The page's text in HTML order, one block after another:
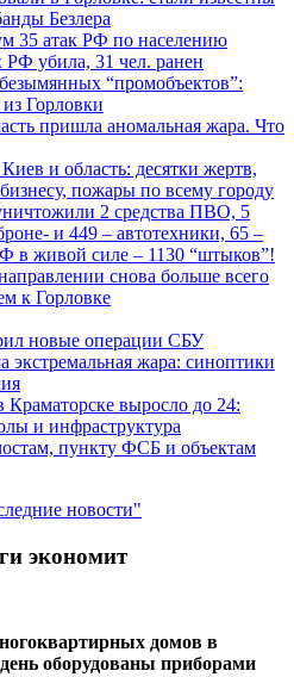
Безлера
35 атак РФ по населению
РФ убила, 31 чел. ранен
“промобъектов”:
Горловки
пришла аномальная жара. Что
и область: десятки жертв,
пожары по всему городу
2 средства ПВО, 5
и 449 – автотехники, 65 –
в живой силе – 1130 “штыков”!
снова больше всего
к Горловке
новые операции СБУ
экстремальная жара: синоптики
выросло до 24:
и инфраструктура
пункту ФСБ и объектам
новости"
экономит
домов в
оборудованы приборами